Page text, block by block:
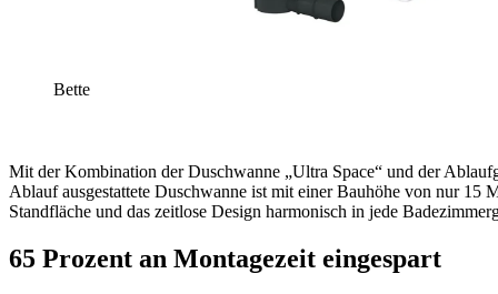
Bette
Mit der Kombination der Duschwanne „Ultra Space“ und der
Ablauf ausgestattete Duschwanne ist mit einer Bauhöhe von nur
Standfläche und das zeitlose Design harmonisch in jede
65 Prozent an Montagezeit eingespart